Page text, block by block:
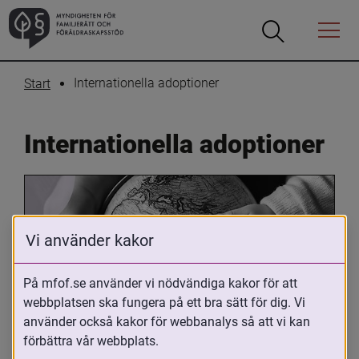
Öppna
Öppna
Menyn
Start Internationella adoptioner
Internationella adoptioner
Oavsett om du är adopterad,
adoptivförälder eller arbetar med
Vi använder kakor
På mfof.se använder vi nödvändiga kakor för att
webbplatsen ska fungera på ett bra sätt för dig. Vi
använder också kakor för webbanalys så att vi kan
förbättra vår webbplats.